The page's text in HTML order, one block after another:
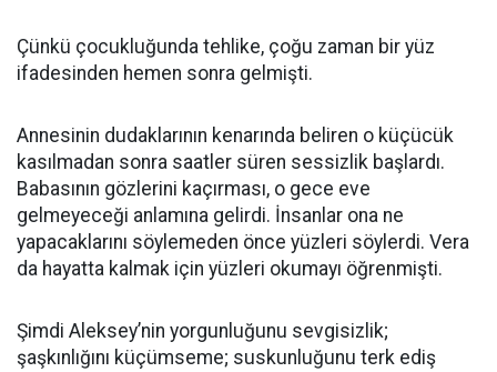
Çünkü çocukluğunda tehlike, çoğu zaman bir yüz
ifadesinden hemen sonra gelmişti.
Annesinin dudaklarının kenarında beliren o küçücük
kasılmadan sonra saatler süren sessizlik başlardı.
Babasının gözlerini kaçırması, o gece eve
gelmeyeceği anlamına gelirdi. İnsanlar ona ne
yapacaklarını söylemeden önce yüzleri söylerdi. Vera
da hayatta kalmak için yüzleri okumayı öğrenmişti.
Şimdi Aleksey’nin yorgunluğunu sevgisizlik;
şaşkınlığını küçümseme; suskunluğunu terk ediş